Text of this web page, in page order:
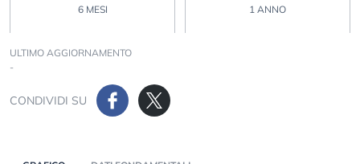
6 MESI 1 ANNO
ULTIMO AGGIORNAMENTO
-
CONDIVIDI SU